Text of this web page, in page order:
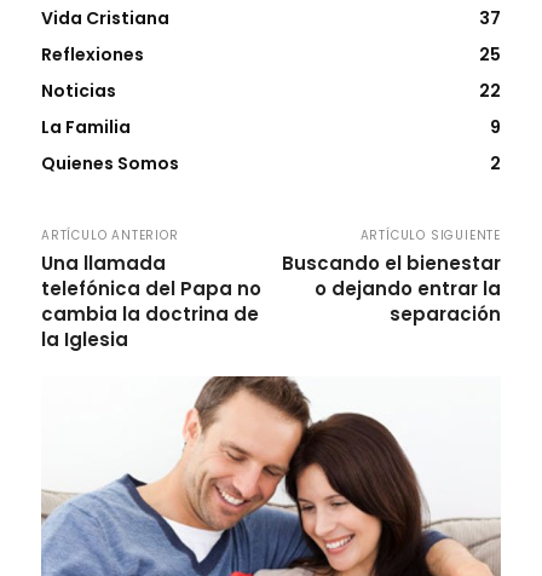
Vida Cristiana
37
Reflexiones
25
Noticias
22
La Familia
9
Quienes Somos
2
ARTÍCULO ANTERIOR
Una llamada
telefónica del Papa no
cambia la doctrina de
la Iglesia
ARTÍCULO SIGUIENTE
Buscando el bienestar
o dejando entrar la
separación